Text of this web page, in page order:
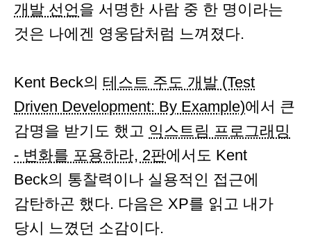
개발 선언을 서명한 사람 중 한 명이라는
것은 나에겐 영웅담처럼 느껴졌다.
Kent Beck의 테스트 주도 개발 (Test
Driven Development: By Example)에서 큰
감명을 받기도 했고 익스트림 프로그래밍
- 변화를 포용하라, 2판에서도 Kent
Beck의 통찰력이나 실용적인 접근에
감탄하곤 했다. 다음은 XP를 읽고 내가
당시 느꼈던 소감이다.